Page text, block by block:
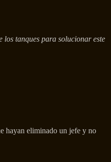
los tanques para solucionar este
hayan eliminado un jefe y no